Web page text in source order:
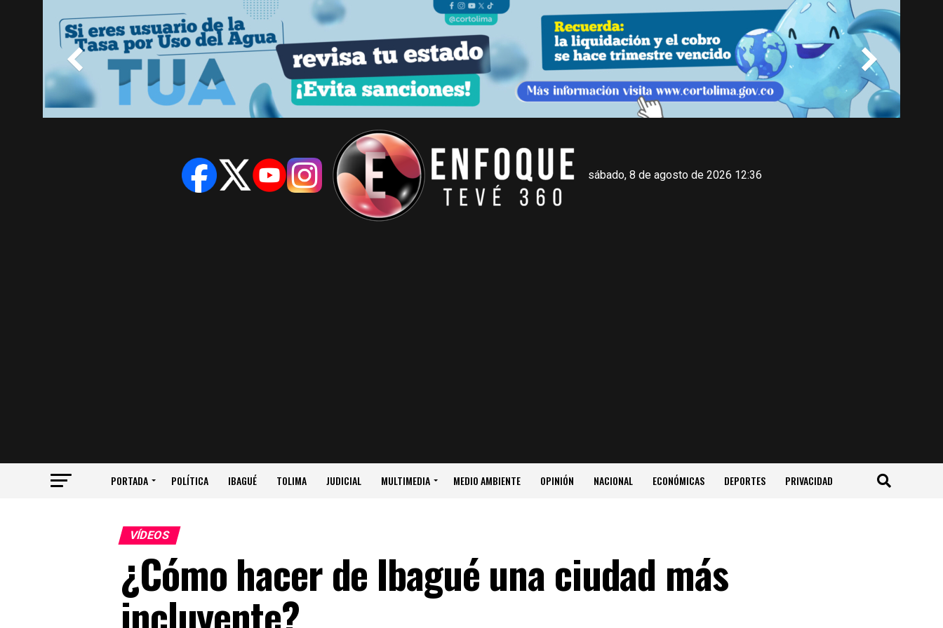
sábado, 8 de agosto de 2026 12:36
PORTADA POLÍTICA IBAGUÉ TOLIMA JUDICIAL MULTIMEDIA MEDIO AMBIENTE OPINIÓN NACIONAL ECONÓMICAS DEPORTES PRIVACIDAD
VÍDEOS
¿Cómo hacer de Ibagué una ciudad más
incluyente?